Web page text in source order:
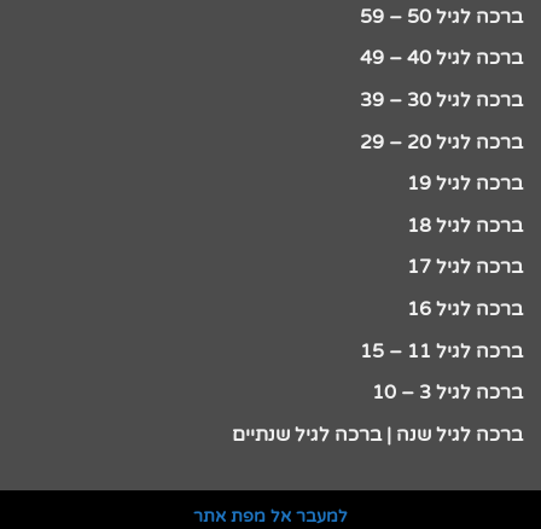
ברכה לגיל 50 – 59
ברכה לגיל 40 – 49
ברכה לגיל 30 – 39
ברכה לגיל 20 – 29
ברכה לגיל 19
ברכה לגיל 18
ברכה לגיל 17
ברכה לגיל 16
ברכה לגיל 11 – 15
ברכה לגיל 3 – 10
ברכה לגיל שנה | ברכה לגיל שנתיים
למעבר אל מפת אתר